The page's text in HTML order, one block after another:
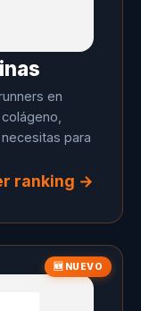
en
para
ranking →
🆕 NUEVO